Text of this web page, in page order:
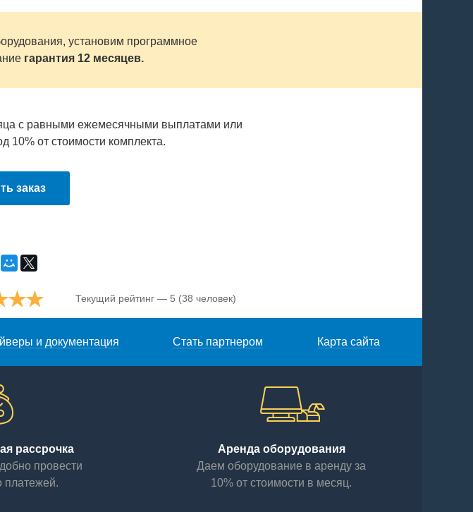
установим программное
гарантия 12 месяцев.
c равными ежемесячными выплатами или
10% от стоимости комплекта.
заказ
Текущий рейтинг — 5 (38 человек)
и документация Стать партнером Карта сайта
рассрочка
провести
платежей.
Аренда оборудования
Даем оборудование в аренду за
10% от стоимости в месяц.